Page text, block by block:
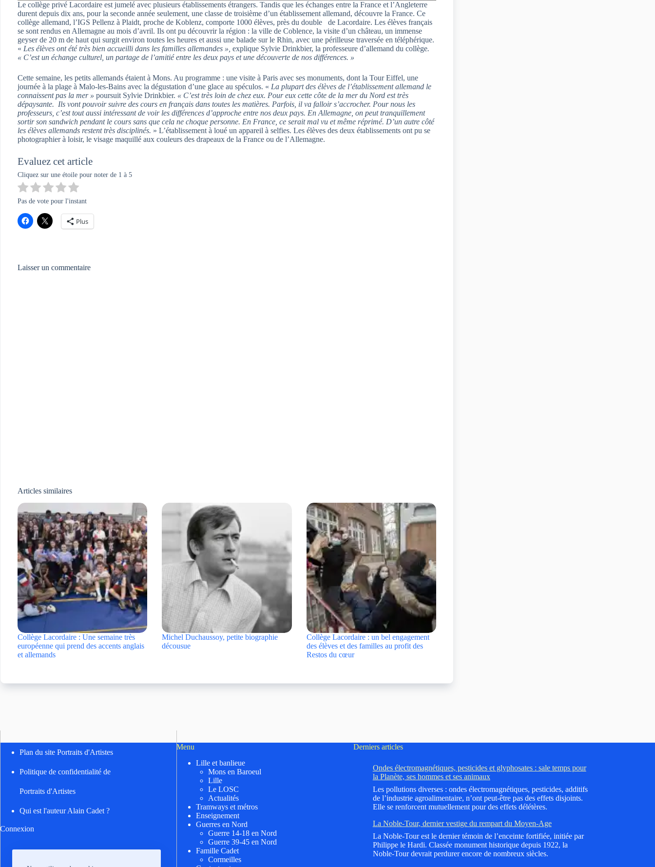
Le collège privé Lacordaire est jumelé avec plusieurs établissements étrangers. Tandis que les échanges entre la France et l’Angleterre
durent depuis dix ans, pour la seconde année seulement, une classe de troisième d’un établissement allemand, découvre la France. Ce
collège allemand, l’IGS Pellenz à Plaidt, proche de Koblenz, comporte 1000 élèves, près du double de Lacordaire. Les élèves français
se sont rendus en Allemagne au mois d’avril. Ils ont pu découvrir la région : la ville de Coblence, la visite d’un château, un immense
geyser de 20 m de haut qui surgit environ toutes les heures et aussi une balade sur le Rhin, avec une périlleuse traversée en téléphérique.
« Les élèves ont été très bien accueilli dans les familles allemandes », explique Sylvie Drinkbier, la professeure d’allemand du collège.
« C’est un échange culturel, un partage de l’amitié entre les deux pays et une découverte de nos différences. »
Cette semaine, les petits allemands étaient à Mons. Au programme : une visite à Paris avec ses monuments, dont la Tour Eiffel, une
journée à la plage à Malo-les-Bains avec la dégustation d’une glace au spéculos. « La plupart des élèves de l’établissement allemand le
connaissent pas la mer » poursuit Sylvie Drinkbier. « C’est très loin de chez eux. Pour eux cette côte de la mer du Nord est très
dépaysante. Ils vont pouvoir suivre des cours en français dans toutes les matières. Parfois, il va falloir s’accrocher. Pour nous les
professeurs, c’est tout aussi intéressant de voir les différences d’approche entre nos deux pays. En Allemagne, on peut tranquillement
sortir son sandwich pendant le cours sans que cela ne choque personne. En France, ce serait mal vu et même réprimé. D’un autre côté
les élèves allemands restent très disciplinés. » L’établissement à loué un appareil à selfies. Les élèves des deux établissements ont pu se
photographier à loisir, le visage maquillé aux couleurs des drapeaux de la France ou de l’Allemagne.
Evaluez cet article
Cliquez sur une étoile pour noter de 1 à 5
Pas de vote pour l'instant
Plus
Laisser un commentaire
Articles similaires
Collège Lacordaire : Une semaine très
européenne qui prend des accents anglais
et allemands
Michel Duchaussoy, petite biographie
décousue
Collège Lacordaire : un bel engagement
des élèves et des familles au profit des
Restos du cœur
Plan du site Portraits d'Artistes
Politique de confidentialité de
Portraits d'Artistes
Qui est l'auteur Alain Cadet ?
Connexion
Menu
Lille et banlieue
Mons en Baroeul
Lille
Le LOSC
Actualités
Tramways et métros
Enseignement
Guerres en Nord
Guerre 14-18 en Nord
Guerre 39-45 en Nord
Famille Cadet
Cormeilles
Derniers articles
Ondes électromagnétiques, pesticides et glyphosates : sale temps pour
la Planète, ses hommes et ses animaux
Les pollutions diverses : ondes électromagnétiques, pesticides, additifs
de l’industrie agroalimentaire, n’ont peut-être pas des effets disjoints.
Elle se renforcent mutuellement pour des effets délétères.
La Noble-Tour, dernier vestige du rempart du Moyen-Age
La Noble-Tour est le dernier témoin de l’enceinte fortifiée, initiée par
Philippe le Hardi. Classée monument historique depuis 1922, la
Noble-Tour devrait perdurer encore de nombreux siècles.